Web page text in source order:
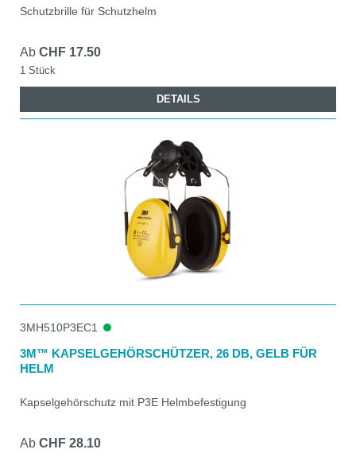
Schutzbrille für Schutzhelm
Ab CHF 17.50
1 Stück
DETAILS
3MH510P3EC1
3M™ KAPSELGEHÖRSCHÜTZER, 26 DB, GELB FÜR
HELM
Kapselgehörschutz mit P3E Helmbefestigung
Ab CHF 28.10